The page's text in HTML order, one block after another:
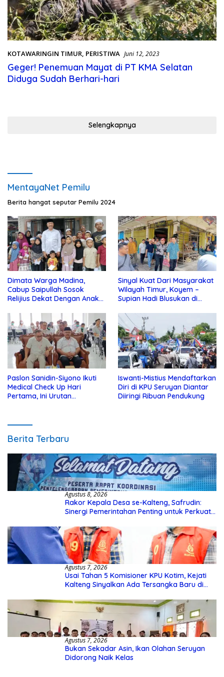
KOTAWARINGIN TIMUR, PERISTIWA Juni 12, 2023
Geger! Penemuan Mayat di PT KMA Selatan
Diduga Sudah Berhari-hari
Selengkapnya
MentayaNet Pemilu
Berita hangat seputar Pemilu 2024
Dimata Warga Madina,
Cabup Saipullah Sosok
Relijius Dekat Dengan Anak
Sinyal Kuat Dari Masyarakat
Wilayah Timur, Koyem –
Supian Hadi Blusukan di
Paslon Sanidin-Siyono Ikuti
Medical Check Up Hari
Pertama, Ini Urutan
Iswanti-Mistius Mendaftarkan
Diri di KPU Seruyan Diantar
Diiringi Ribuan Pendukung
Berita Terbaru
Agustus 8, 2026
Rakor Kepala Desa se-Kalteng, Safrudin:
Sinergi Pemerintahan Penting untuk Perkuat
Agustus 7, 2026
Usai Tahan 5 Komisioner KPU Kotim, Kejati
Kalteng Sinyalkan Ada Tersangka Baru di
Agustus 7, 2026
Bukan Sekadar Asin, Ikan Olahan Seruyan
Didorong Naik Kelas